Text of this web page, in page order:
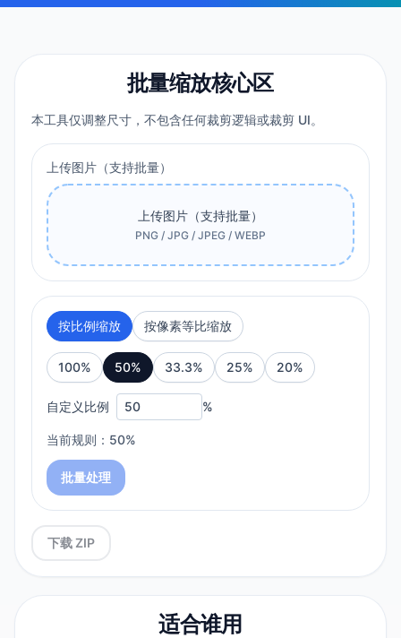
批量缩放核心区
本工具仅调整尺寸，不包含任何裁剪逻辑或裁剪 UI。
上传图片（支持批量）
上传图片（支持批量）
PNG / JPG / JPEG / WEBP
按比例缩放 按像素等比缩放
100% 50% 33.3% 25% 20%
自定义比例 %
当前规则：50%
批量处理
下载 ZIP
适合谁用